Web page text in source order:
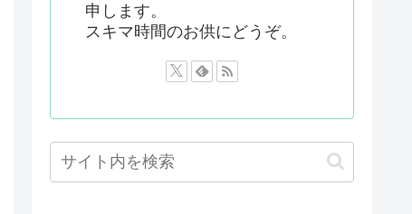
養子に迎えるなら天皇の血を...
悪かったのか
員数十人に性的接待。羨ま死刑
った国際試合の性的接待の全容...
、世代交代に失敗
サッカーに衝撃的不祥事！...
かった…」 日本を知ってしま...
申します。
スキマ時間のお供にどうぞ。